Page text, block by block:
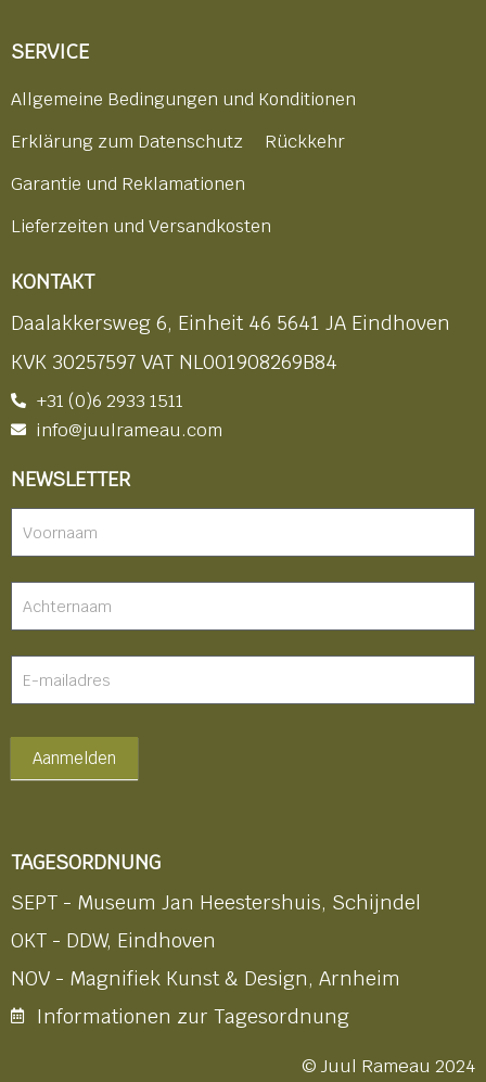
SERVICE
Allgemeine Bedingungen und Konditionen
Erklärung zum Datenschutz
Rückkehr
Garantie und Reklamationen
Lieferzeiten und Versandkosten
KONTAKT
Daalakkersweg 6, Einheit 46 5641 JA Eindhoven
KVK 30257597 VAT NL001908269B84
+31 (0)6 2933 1511
info@juulrameau.com
NEWSLETTER
footer
Aanmelden
TAGESORDNUNG
SEPT - Museum Jan Heestershuis, Schijndel
OKT - DDW, Eindhoven
NOV - Magnifiek Kunst & Design, Arnheim
Informationen zur Tagesordnung
© Juul Rameau 2024